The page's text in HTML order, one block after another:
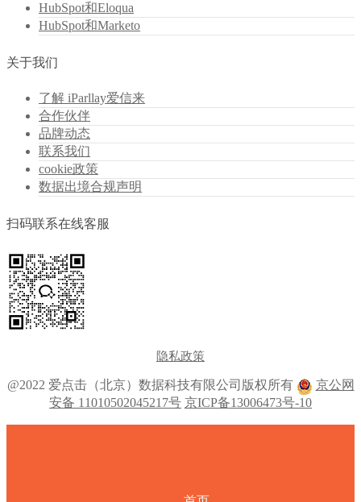
HubSpot和Eloqua
HubSpot和Marketo
关于我们
了解 iParllay爱信来
合作伙伴
品牌动态
联系我们
cookie政策
数据出境合规声明
扫码联系在线客服
隐私政策
@2022 爱点击（北京）数据科技有限公司版权所有
京公网
安备 11010502045217号 京ICP备13006473号-10